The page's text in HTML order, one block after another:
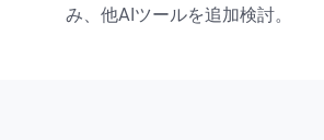
み、他AIツールを追加検討。